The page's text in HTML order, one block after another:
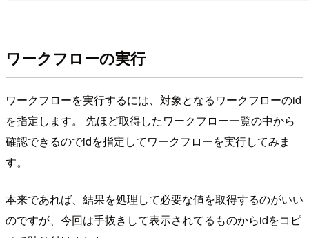
ワークフローの実行
ワークフローを実行するには、対象となるワークフローのid
を指定します。 先ほど取得したワークフロー一覧の中から
確認できるのでidを指定してワークフローを実行してみま
す。
本来であれば、結果を処理して必要な値を取得するのがいい
のですが、今回は手抜きして表示されてるものからidをコピ